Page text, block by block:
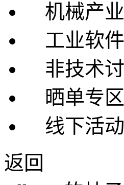
机械产业
工业软件
非技术
晒单专区
线下活动
返回